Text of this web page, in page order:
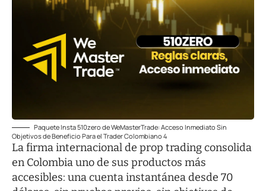
Paquete Insta 510zero de WeMasterTrade: Acceso Inmediato Sin
Objetivos de Beneficio Para el Trader Colombiano 4
La firma internacional de prop trading consolida
en Colombia uno de sus productos más
accesibles: una cuenta instantánea desde 70